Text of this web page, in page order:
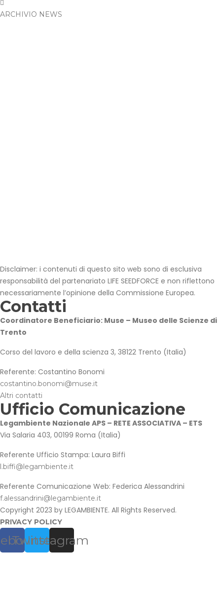
ARCHIVIO NEWS
Disclaimer: i contenuti di questo sito web sono di esclusiva
responsabilità del partenariato LIFE SEEDFORCE e non riflettono
necessariamente l’opinione della Commissione Europea.
Contatti
Coordinatore Beneficiario: Muse – Museo delle Scienze di
Trento
Corso del lavoro e della scienza 3, 38122 Trento (Italia)
Referente: Costantino Bonomi
costantino.bonomi@muse.it
Altri contatti
Ufficio Comunicazione
Legambiente Nazionale APS – RETE ASSOCIATIVA – ETS
Via Salaria 403, 00199 Roma (Italia)
Referente Ufficio Stampa: Laura Biffi
l.biffi@legambiente.it
Referente Comunicazione Web: Federica Alessandrini
f.alessandrini@legambiente.it
Copyright 2023 by LEGAMBIENTE. All Rights Reserved.
PRIVACY POLICY
Twitter
Instagram